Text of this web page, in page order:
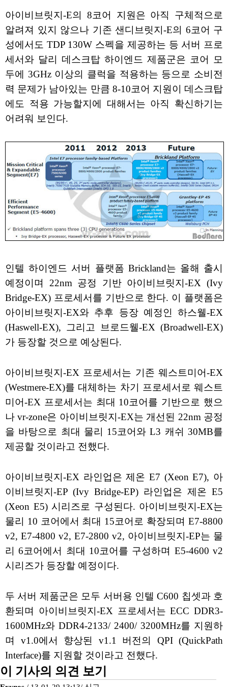
아이비브릿지-E의 8코어 지원은 아직 구체적으로
알려져 있지 않으나 기존 샌디브릿지-E의 6코어 구
성에서도 TDP 130W 스펙을 제공하는 등 서버 프로
세서와 달리 데스크탑 하이엔드 제품군은 코어 모
두에 3GHz 이상의 클럭을 적용하는 등으로 소비전
력 문제가 남아있는 만큼 8-10코어 지원이 데스크탑
에도 적용 가능할지에 대해서는 아직 확신하기는
어려워 보인다.
인텔 하이엔드 서버 플랫폼 Brickland는 올해 출시
예정이며 22nm 공정 기반 아이비브릿지-EX (Ivy
Bridge-EX) 프로세서를 기반으로 한다. 이 플랫폼은
아이비브릿지-EX와 추후 등장 예정인 하스웰-EX
(Haswell-EX), 그리고 브로드웰-EX (Broadwell-EX)
가 등장할 것으로 예상된다.
아이비브릿지-EX 프로세서는 기존 웨스트미어-EX
(Westmere-EX)를 대체하는 차기 프로세서로 웨스트
미어-EX 프로세서는 최대 10코어를 기반으로 했으
나 vr-zone은 아이비브릿지-EX는 개선된 22nm 공정
을 바탕으로 최대 물리 15코어와 L3 캐쉬 30MB를
제공할 것이라고 전했다.
아이비브릿지-EX 라인업은 제온 E7 (Xeon E7), 아
이비브릿지-EP (Ivy Bridge-EP) 라인업은 제온 E5
(Xeon E5) 시리즈로 구성된다. 아이비브릿지-EX는
물리 10 코어에서 최대 15코어로 확장되며 E7-8800
v2, E7-4800 v2, E7-2800 v2, 아이비브릿지-EP는 물
리 6코어에서 최대 10코어를 구성하며 E5-4600 v2
시리즈가 등장할 예정이다.
두 서버 제품군은 모두 서버용 인텔 C600 칩셋과 호
환되며 아이비브릿지-EX 프로세서는 ECC DDR3-
1600MHz와 DDR4-2133/ 2400/ 3200MHz를 지원하
며 v1.0에서 향상된 v1.1 버전의 QPI (QuickPath
Interface)를 지원할 것이라고 전했다.
이 기사의 의견 보기